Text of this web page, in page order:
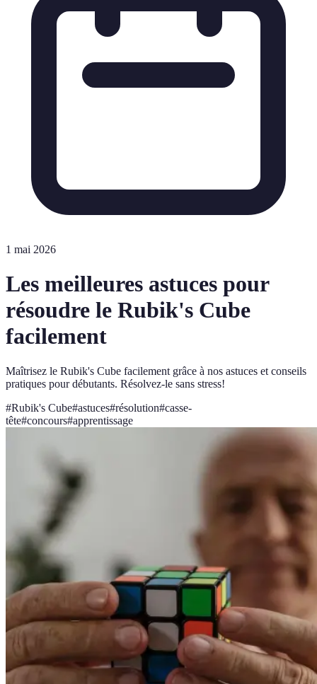
1 mai 2026
Les meilleures astuces pour
résoudre le Rubik's Cube
facilement
Maîtrisez le Rubik's Cube facilement grâce à nos astuces et conseils
pratiques pour débutants. Résolvez-le sans stress!
#Rubik's Cube#astuces#résolution#casse-
tête#concours#apprentissage